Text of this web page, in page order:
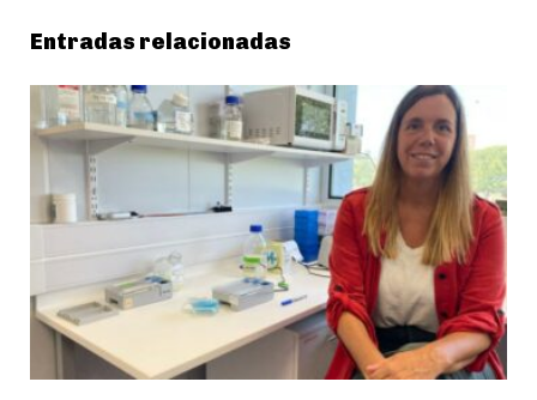
Entradas relacionadas